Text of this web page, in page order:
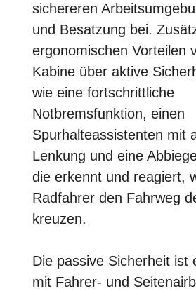
sichereren
und Besatzung bei.
ergonomischen Vorteilen
Kabine über aktive
wie eine fortschrittliche
Notbremsfunktion, einen
Spurhalteassistenten mit
Lenkung und eine
die erkennt und reagiert,
Radfahrer den Fahrweg
kreuzen.
Die passive Sicherheit ist
mit Fahrer- und